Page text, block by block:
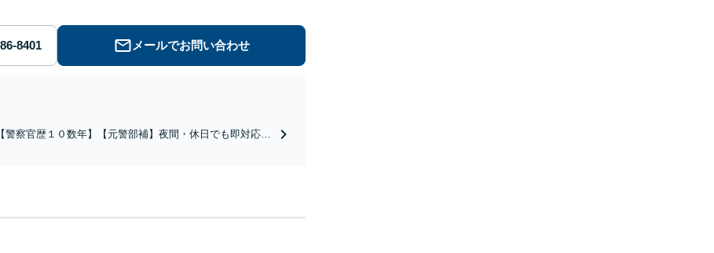
メールでお問い合わせ
【警察官歴１０数年】【元警部補】夜間・休日でも即対応！